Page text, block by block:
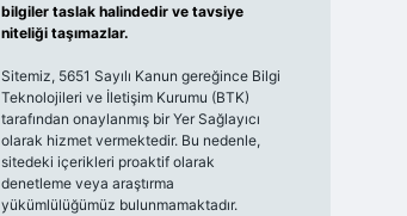
bilgiler taslak halindedir ve tavsiye
niteliği taşımazlar.
Sitemiz, 5651 Sayılı Kanun gereğince Bilgi
Teknolojileri ve İletişim Kurumu (BTK)
tarafından onaylanmış bir Yer Sağlayıcı
olarak hizmet vermektedir. Bu nedenle,
sitedeki içerikleri proaktif olarak
denetleme veya araştırma
yükümlülüğümüz bulunmamaktadır.